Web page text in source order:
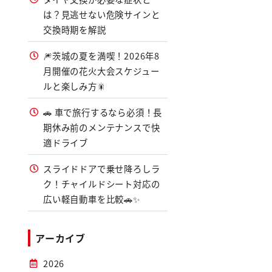
は？見逃せない危険サインと
交換時期を解説
🎆茨城の夏を満喫！2026年8
月開催の花火大会スケジュー
ルと楽しみ方🎇
🚗 車で旅行するなら必須！長
期休み前のメンテナンスで快
適ドライブ
スライドドアで乗せ降ろしラ
ク！チャイルドシート対応の
広い軽自動車を比較🚗✨
アーカイブ
2026